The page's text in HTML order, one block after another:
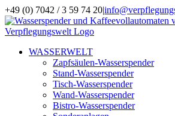
Zum
Inhalt
springen
+49 (0) 7042 / 3 59 74 20|
Facebook
LinkedIn
Xing
Instagram
WASSERWELT
Zapfsäulen-Wasserspender
Stand-Wasserspender
Tisch-Wasserspender
Wand-Wasserspender
Bistro-Wasserspender